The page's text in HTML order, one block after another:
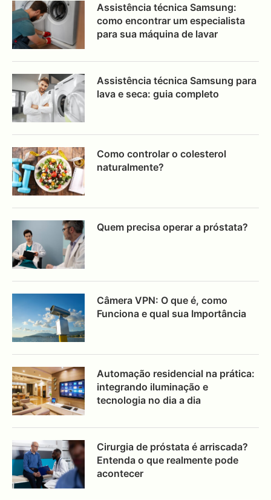
Assistência técnica Samsung:
como encontrar um especialista
para sua máquina de lavar
Assistência técnica Samsung para
lava e seca: guia completo
Como controlar o colesterol
naturalmente?
Quem precisa operar a próstata?
Câmera VPN: O que é, como
Funciona e qual sua Importância
Automação residencial na prática:
integrando iluminação e
tecnologia no dia a dia
Cirurgia de próstata é arriscada?
Entenda o que realmente pode
acontecer